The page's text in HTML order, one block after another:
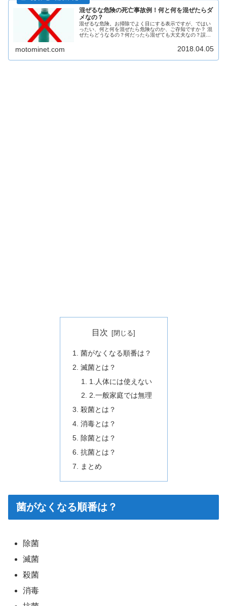
混ぜるな危険の死亡事故例！何と何を混ぜたらダ
メなの？
混ぜるな危険。お掃除でよく目にする表示ですが、ではい
ったい、何と何を混ぜたら危険なのか、ご存知ですか？ 混
ぜたらどうなるの？何だったら混ぜても大丈夫なの？誤っ
motominet.com 2018.04.05
目次
菌がなくなる順番は？
滅菌とは？
1.人体には使えない
2.一般家庭では無理
殺菌とは？
消毒とは？
除菌とは？
抗菌とは？
まとめ
菌がなくなる順番は？
除菌
滅菌
殺菌
消毒